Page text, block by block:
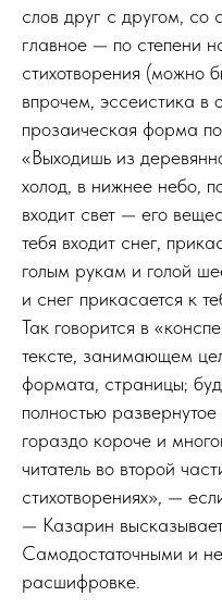
слов друг с другом,
главное — по степени
стихотворения (можно
впрочем, эссеистика в
прозаическая форма
«Выходишь из
холод, в нижнее небо,
входит свет — его
тебя входит снег,
голым рукам и голой
и снег прикасается к
Так говорится в
тексте, занимающем
формата, страницы;
полностью
гораздо короче и
читатель во второй
стихотворениях», —
— Казарин
Самодостаточными и
расшифровке.